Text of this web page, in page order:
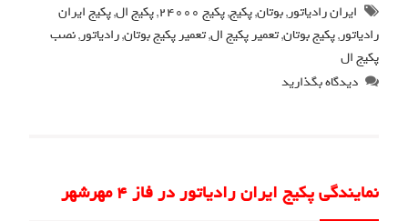
ایران رادیاتور,بوتان,پکیج,پکیج 24000 ,پکیج ال,پکیج ایران
رادیاتور,پکیج بوتان,تعمیر پکیج ال,تعمیر پکیج بوتان,رادیاتور,نصب
پکیج ال
دیدگاه بگذارید
نمایندگی پکیج ایران رادیاتور در فاز 4 مهرشهر